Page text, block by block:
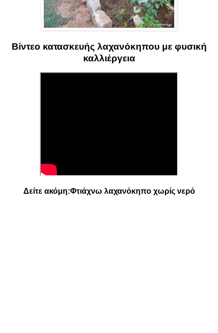
Βίντεο κατασκευής λαχανόκηπου με φυσική
καλλιέργεια
Δείτε ακόμη:Φτιάχνω λαχανόκηπο χωρίς νερό